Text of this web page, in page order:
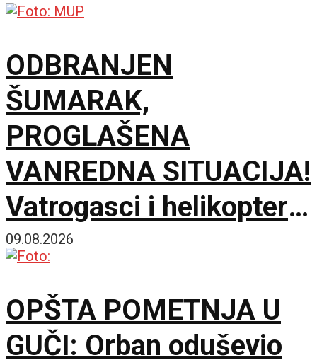
ODBRANJEN
ŠUMARAK,
PROGLAŠENA
VANREDNA SITUACIJA!
Vatrogasci i helikopteri
spasili naselje od
09.08.2026
OPŠTA POMETNJA U
GUČI: Orban oduševio